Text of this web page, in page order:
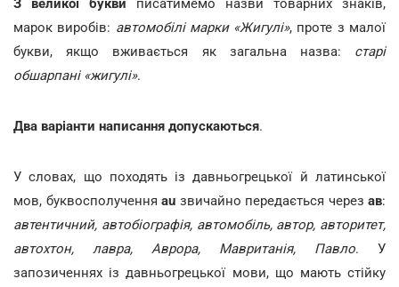
З великої букви писатимемо назви товарних знаків,
марок виробів: автомобілі марки «Жигулі», проте з малої
букви, якщо вживається як загальна назва: старі
обшарпані «жигулі».
Два варіанти написання допускаються.
У словах, що походять із давньогрецької й латинської
мов, буквосполучення au звичайно передається через ав:
автентичний, автобіографія, автомобіль, автор, авторитет,
автохтон, лавра, Аврора, Мавританія, Павло. У
запозиченнях із давньогрецької мови, що мають стійку